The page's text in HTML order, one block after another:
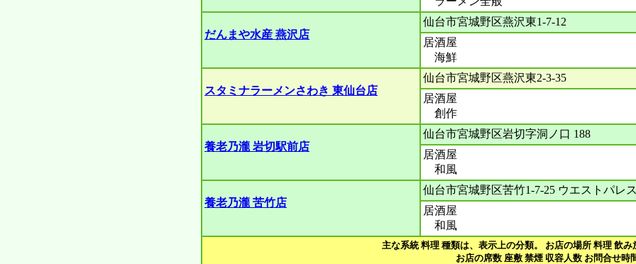
だんまや水産 燕沢店
仙台市宮城野区燕沢東1-7-12
居酒屋
海鮮
スタミナラーメンさわき 東仙台店
仙台市宮城野区燕沢東2-3-35
居酒屋
創作
養老乃瀧 岩切駅前店
仙台市宮城野区岩切字洞ノ口 188
居酒屋
和風
養老乃瀧 苦竹店
仙台市宮城野区苦竹1-7-25 ウエストパレ
居酒屋
和風
主な系統 料理 種類は、表示上の分類。 お店の場所 料理 飲
お店の席数 座敷 禁煙 収容人数 お問合せ時